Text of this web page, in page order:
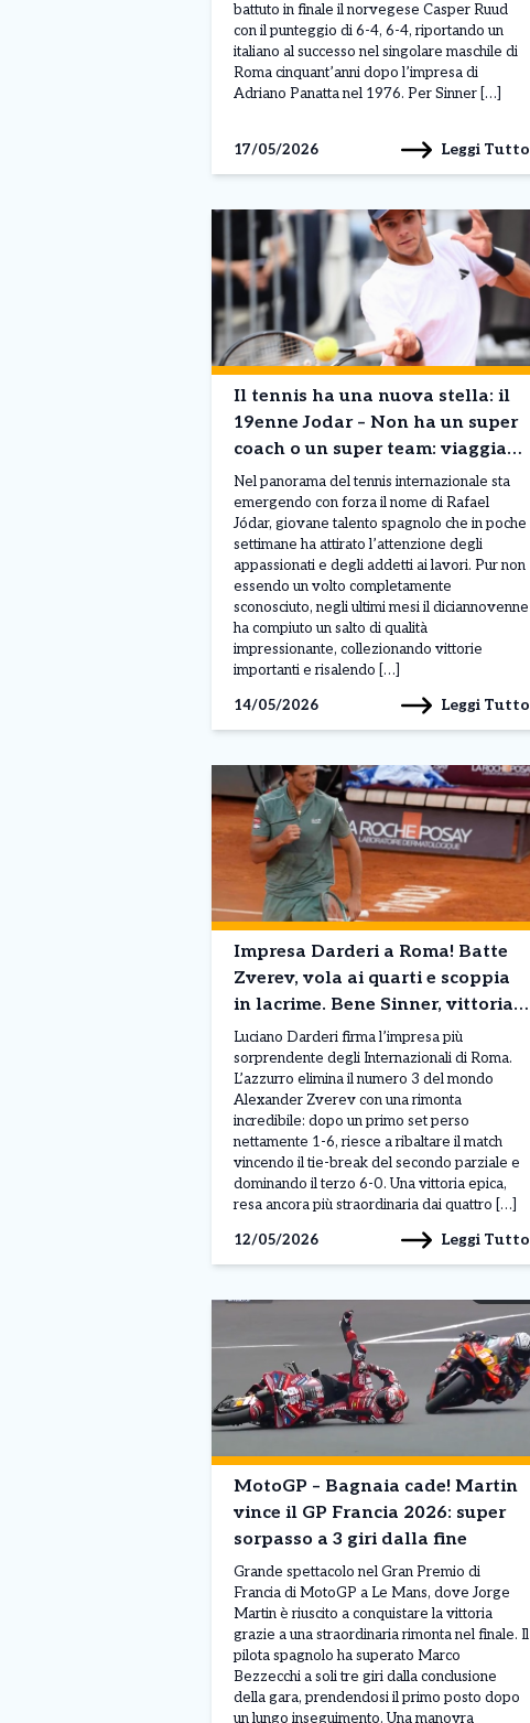
battuto in finale il norvegese Casper Ruud
con il punteggio di 6-4, 6-4, riportando un
italiano al successo nel singolare maschile di
Roma cinquant’anni dopo l’impresa di
Adriano Panatta nel 1976. Per Sinner […]
17/05/2026 Leggi Tutto
Il tennis ha una nuova stella: il
19enne Jodar – Non ha un super
coach o un super team: viaggia
solo con suo padre. La storia
Nel panorama del tennis internazionale sta
emergendo con forza il nome di Rafael
Jódar, giovane talento spagnolo che in poche
settimane ha attirato l’attenzione degli
appassionati e degli addetti ai lavori. Pur non
essendo un volto completamente
sconosciuto, negli ultimi mesi il diciannovenne
ha compiuto un salto di qualità
impressionante, collezionando vittorie
importanti e risalendo […]
14/05/2026
Leggi Tutto
Impresa Darderi a Roma! Batte
Zverev, vola ai quarti e scoppia
in lacrime. Bene Sinner, vittoria
facile nel derby italiano.
Luciano Darderi firma l’impresa più
sorprendente degli Internazionali di Roma.
L’azzurro elimina il numero 3 del mondo
Alexander Zverev con una rimonta
incredibile: dopo un primo set perso
nettamente 1-6, riesce a ribaltare il match
vincendo il tie-break del secondo parziale e
dominando il terzo 6-0. Una vittoria epica,
resa ancora più straordinaria dai quattro […]
12/05/2026
Leggi Tutto
MotoGP – Bagnaia cade! Martin
vince il GP Francia 2026: super
sorpasso a 3 giri dalla fine
Grande spettacolo nel Gran Premio di
Francia di MotoGP a Le Mans, dove Jorge
Martin è riuscito a conquistare la vittoria
grazie a una straordinaria rimonta nel finale. Il
pilota spagnolo ha superato Marco
Bezzecchi a soli tre giri dalla conclusione
della gara, prendendosi il primo posto dopo
un lungo inseguimento. Una manovra